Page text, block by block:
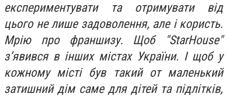
експериментувати та отримувати від
цього не лише задоволення, але і користь.
Мрію про франшизу. Щоб "StarHouse"
з’явився в інших містах України. І щоб у
кожному місті був такий от маленький
затишний дім саме для дітей та підлітків,